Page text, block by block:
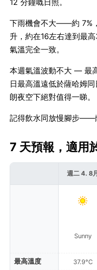
12 分鐘嘅日照。
下雨機會不大——約 7%
升，約在16左右達到最
氣溫完全一致。
本週氣溫波動不大 — 最
日最高溫遠低於薩哈姆
朗夜空下絕對值得一睇。
記得飲水同放慢腳步——
7 天預報，適
最高溫度
週二 4. 8
Sunny
37.9°C